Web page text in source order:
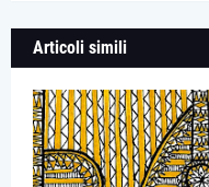
Articoli simili